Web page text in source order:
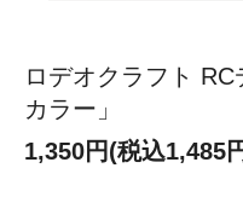
ロデオクラフト
カラー」
1,350円(税込1,485